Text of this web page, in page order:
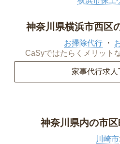
神奈川県横浜市西区
お掃除代行
CaSyではたらくメリット
家事代行求人
神奈川県内の市
川崎市: